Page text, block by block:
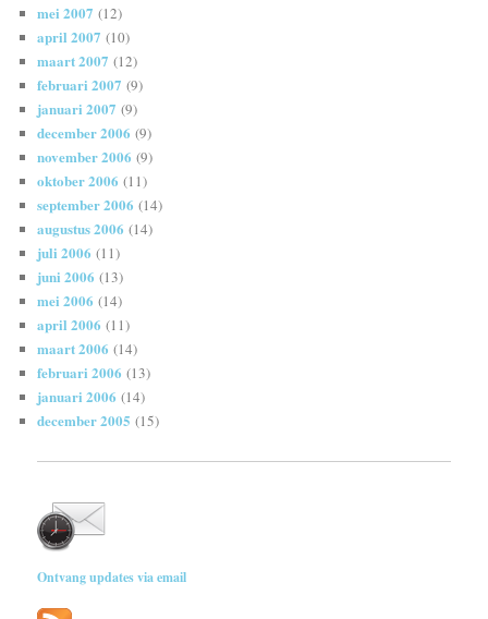
mei 2007 (12)
april 2007 (10)
maart 2007 (12)
februari 2007 (9)
januari 2007 (9)
december 2006 (9)
november 2006 (9)
oktober 2006 (11)
september 2006 (14)
augustus 2006 (14)
juli 2006 (11)
juni 2006 (13)
mei 2006 (14)
april 2006 (11)
maart 2006 (14)
februari 2006 (13)
januari 2006 (14)
december 2005 (15)
Ontvang updates via email